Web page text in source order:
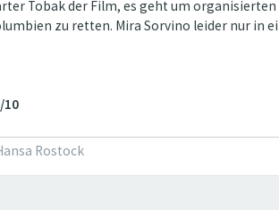
Tobak der Film, es geht um organisierten
zu retten. Mira Sorvino leider nur in
10
Rostock